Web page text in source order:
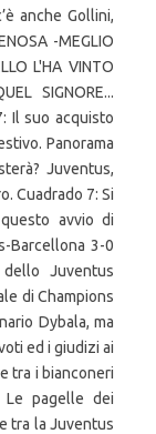
anche Gollini,
-MEGLIO
L'HA VINTO
SIGNORE...
Il suo acquisto
Panorama
Juventus,
Cuadrado 7: Si
avvio di
Barcellona 3-0
Juventus
di Champions
Dybala, ma
ed i giudizi ai
tra i bianconeri
Le pagelle dei
tra la Juventus